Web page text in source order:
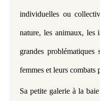
individuelles ou
nature, les animaux, les
grandes
femmes et leurs combats
Sa petite galerie à la